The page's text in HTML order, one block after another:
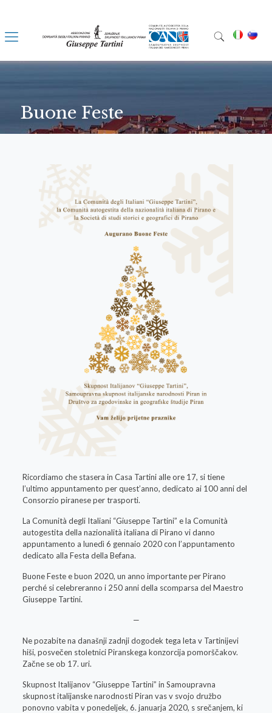
Buone Feste
Ricordiamo che stasera in Casa Tartini alle ore 17, si tiene
l’ultimo appuntamento per quest’anno, dedicato ai 100 anni del
Consorzio piranese per trasporti.
La Comunità degli Italiani “Giuseppe Tartini” e la Comunità
autogestita della nazionalità italiana di Pirano vi danno
appuntamento a lunedì 6 gennaio 2020 con l’appuntamento
dedicato alla Festa della Befana.
Buone Feste e buon 2020, un anno importante per Pirano
perché si celebreranno i 250 anni della scomparsa del Maestro
Giuseppe Tartini.
—
Ne pozabite na današnji zadnji dogodek tega leta v Tartinijevi
hiši, posvečen stoletnici Piranskega konzorcija pomorščakov.
Začne se ob 17. uri.
Skupnost Italijanov “Giuseppe Tartini” in Samoupravna
skupnost italijanske narodnosti Piran vas v svojo družbo
ponovno vabita v ponedeljek, 6. januarja 2020, s srečanjem, ki